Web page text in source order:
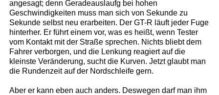
angesagt; denn Geradeauslaufg bei hohen
Geschwindigkeiten muss man sich von Sekunde zu
Sekunde selbst neu erarbeiten. Der GT-R läuft jeder Fuge
hinterher. Er führt einem vor, was es heißt, wenn Tester
vom Kontakt mit der Straße sprechen. Nichts bliebt dem
Fahrer verborgen, und die Lenkung reagiert auf die
kleinste Veränderung, sucht die Kurven. Jetzt glaubt man
die Rundenzeit auf der Nordschleife gern.
Aber er kann eben auch anders. Deswegen darf man ihm